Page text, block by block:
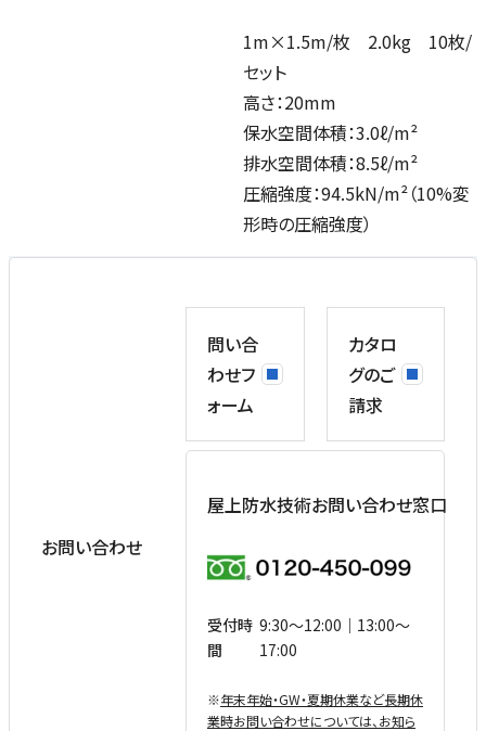
1m×1.5m/枚 2.0kg 10枚/
セット
高さ：20mm
保水空間体積：3.0ℓ/m²
排水空間体積：8.5ℓ/m²
圧縮強度：94.5kN/m²（10%変
形時の圧縮強度）
お問い合わせ
問い合
わせフ
ォーム
カタロ
グのご
請求
屋上防水技術お問い合わせ窓口
受付時
間
9:30〜12:00｜13:00〜
17:00
※年末年始・GW・夏期休業など⻑期休
業時お問い合わせについては、お知ら